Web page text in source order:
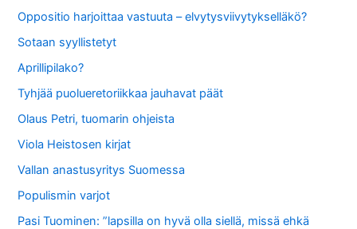
Oppositio harjoittaa vastuuta – elvytysviivytykselläkö?
Sotaan syyllistetyt
Aprillipilako?
Tyhjää puolueretoriikkaa jauhavat päät
Olaus Petri, tuomarin ohjeista
Viola Heistosen kirjat
Vallan anastusyritys Suomessa
Populismin varjot
Pasi Tuominen: ”lapsilla on hyvä olla siellä, missä ehkä